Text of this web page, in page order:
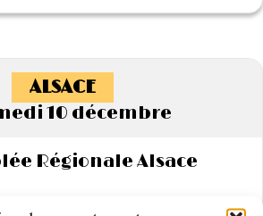
ALSACE
10 décembre
Régionale Alsace